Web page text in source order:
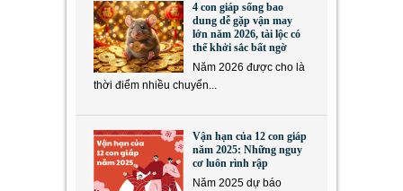
4 con giáp sống bao
dung dễ gặp vận may
lớn năm 2026, tài lộc có
thể khởi sắc bất ngờ
Năm 2026 được cho là
thời điểm nhiều chuyển...
Vận hạn của 12 con giáp
năm 2025: Những nguy
cơ luôn rình rập
Năm 2025 dự báo